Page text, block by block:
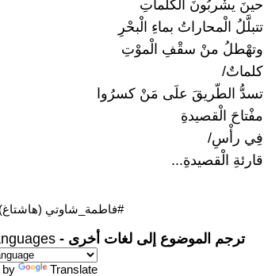
حينَ يشْربُونَ الْكلماتِ
تتبلَّلُ الْمحاراتُ بماءِ الْبحْرِ
وتهْطلُ منْ سقْفِ الْموْتِ
كلماتٌ/
تسدُّ الطّريقَ علَى مَنْ كسرُوا
مفْتاحَ الْقصيدةِ
فِي رأْسِ/
قارئةِ الْقصيدةِ...
#فاطمة_شاوتي (هاشتاغ)
ترجم الموضوع إلى لغات أخرى -
by Translate